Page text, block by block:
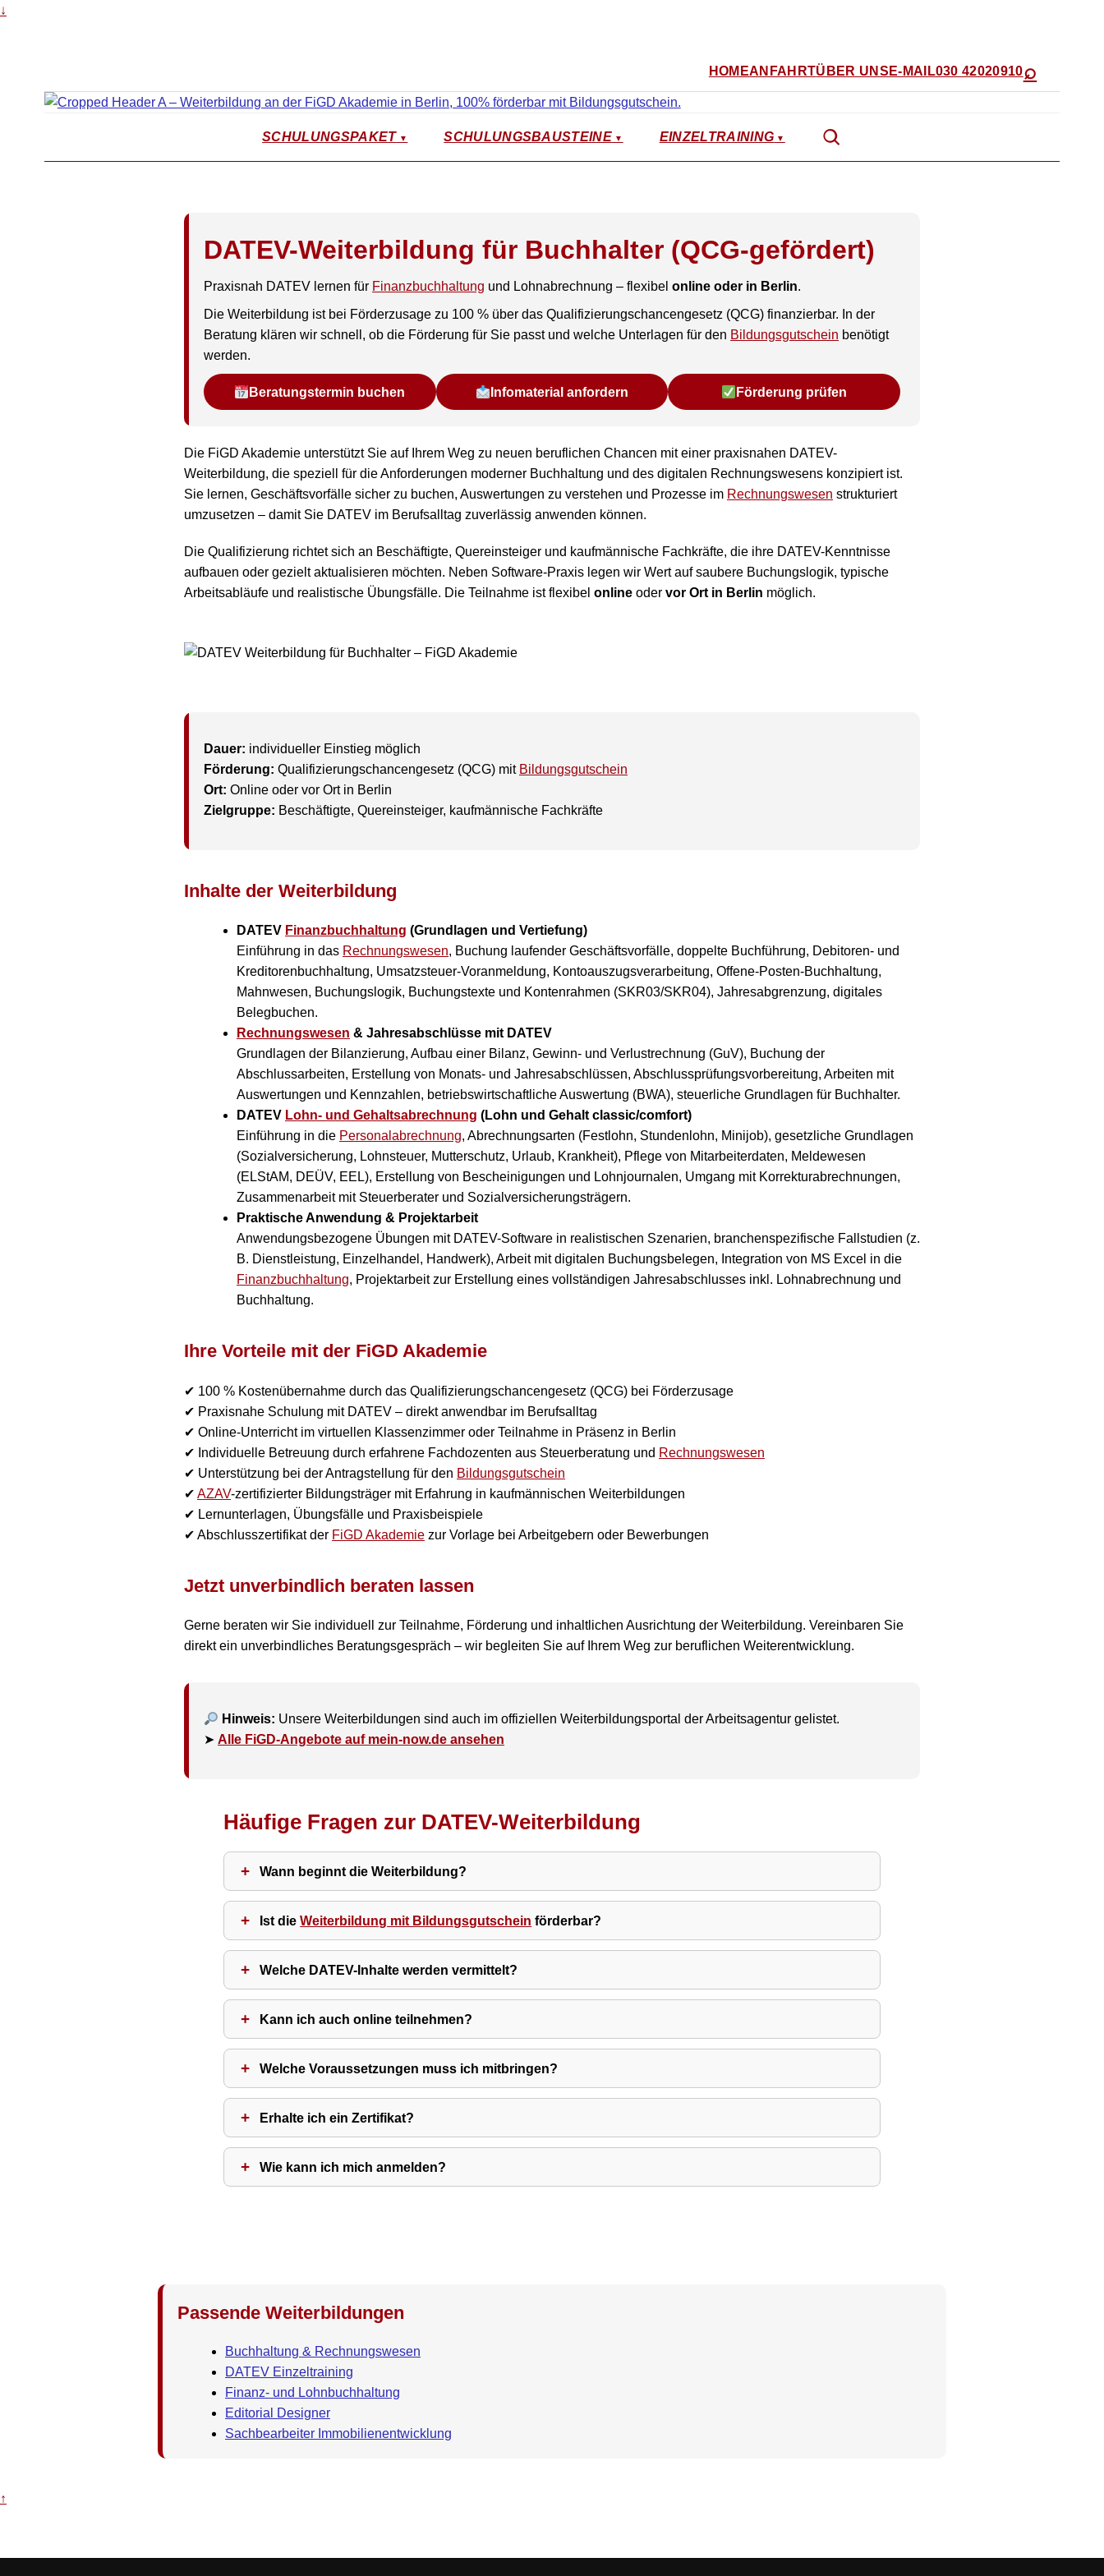
↓
HOMEANFAHRTÜBER UNS E-MAIL030 42020910⌕
SCHULUNGSPAKET SCHULUNGSBAUSTEINE EINZELTRAINING
DATEV-Weiterbildung für Buchhalter (QCG-gefördert)
Praxisnah DATEV lernen für Finanzbuchhaltung und Lohnabrechnung – flexibel online oder in Berlin.
Die Weiterbildung ist bei Förderzusage zu 100 % über das Qualifizierungschancengesetz (QCG) finanzierbar. In der
Beratung klären wir schnell, ob die Förderung für Sie passt und welche Unterlagen für den Bildungsgutschein benötigt
werden.
Beratungstermin buchen Infomaterial anfordern Förderung prüfen
Die FiGD Akademie unterstützt Sie auf Ihrem Weg zu neuen beruflichen Chancen mit einer praxisnahen DATEV-
Weiterbildung, die speziell für die Anforderungen moderner Buchhaltung und des digitalen Rechnungswesens konzipiert ist.
Sie lernen, Geschäftsvorfälle sicher zu buchen, Auswertungen zu verstehen und Prozesse im Rechnungswesen strukturiert
umzusetzen – damit Sie DATEV im Berufsalltag zuverlässig anwenden können.
Die Qualifizierung richtet sich an Beschäftigte, Quereinsteiger und kaufmännische Fachkräfte, die ihre DATEV-Kenntnisse
aufbauen oder gezielt aktualisieren möchten. Neben Software-Praxis legen wir Wert auf saubere Buchungslogik, typische
Arbeitsabläufe und realistische Übungsfälle. Die Teilnahme ist flexibel onlineoder vor Ort in Berlin möglich.
Dauer: individueller Einstieg möglich
Förderung: Qualifizierungschancengesetz (QCG) mit Bildungsgutschein
Ort: Online oder vor Ort in Berlin
Zielgruppe: Beschäftigte, Quereinsteiger, kaufmännische Fachkräfte
Inhalte der Weiterbildung
DATEV Finanzbuchhaltung (Grundlagen und Vertiefung)
Einführung in das Rechnungswesen, Buchung laufender Geschäftsvorfälle, doppelte Buchführung, Debitoren- und
Kreditorenbuchhaltung, Umsatzsteuer-Voranmeldung, Kontoauszugsverarbeitung, Offene-Posten-Buchhaltung,
Mahnwesen, Buchungslogik, Buchungstexte und Kontenrahmen (SKR03/SKR04), Jahresabgrenzung, digitales
Belegbuchen.
Rechnungswesen & Jahresabschlüsse mit DATEV
Grundlagen der Bilanzierung, Aufbau einer Bilanz, Gewinn- und Verlustrechnung (GuV), Buchung der
Abschlussarbeiten, Erstellung von Monats- und Jahresabschlüssen, Abschlussprüfungsvorbereitung, Arbeiten mit
Auswertungen und Kennzahlen, betriebswirtschaftliche Auswertung (BWA), steuerliche Grundlagen für Buchhalter.
DATEV Lohn- und Gehaltsabrechnung (Lohn und Gehalt classic/comfort)
Einführung in die Personalabrechnung, Abrechnungsarten (Festlohn, Stundenlohn, Minijob), gesetzliche Grundlagen
(Sozialversicherung, Lohnsteuer, Mutterschutz, Urlaub, Krankheit), Pflege von Mitarbeiterdaten, Meldewesen
(ELStAM, DEÜV, EEL), Erstellung von Bescheinigungen und Lohnjournalen, Umgang mit Korrekturabrechnungen,
Zusammenarbeit mit Steuerberater und Sozialversicherungsträgern.
Praktische Anwendung & Projektarbeit
Anwendungsbezogene Übungen mit DATEV-Software in realistischen Szenarien, branchenspezifische Fallstudien (z.
B. Dienstleistung, Einzelhandel, Handwerk), Arbeit mit digitalen Buchungsbelegen, Integration von MS Excel in die
Finanzbuchhaltung, Projektarbeit zur Erstellung eines vollständigen Jahresabschlusses inkl. Lohnabrechnung und
Buchhaltung.
Ihre Vorteile mit der FiGD Akademie
✔ 100 % Kostenübernahme durch das Qualifizierungschancengesetz (QCG) bei Förderzusage
✔ Praxisnahe Schulung mit DATEV – direkt anwendbar im Berufsalltag
✔ Online-Unterricht im virtuellen Klassenzimmer oder Teilnahme in Präsenz in Berlin
✔ Individuelle Betreuung durch erfahrene Fachdozenten aus Steuerberatung und Rechnungswesen
✔ Unterstützung bei der Antragstellung für den Bildungsgutschein
✔ AZAV-zertifizierter Bildungsträger mit Erfahrung in kaufmännischen Weiterbildungen
✔ Lernunterlagen, Übungsfälle und Praxisbeispiele
✔ Abschlusszertifikat der FiGD Akademiezur Vorlage bei Arbeitgebern oder Bewerbungen
Jetzt unverbindlich beraten lassen
Gerne beraten wir Sie individuell zur Teilnahme, Förderung und inhaltlichen Ausrichtung der Weiterbildung. Vereinbaren Sie
direkt ein unverbindliches Beratungsgespräch – wir begleiten Sie auf Ihrem Weg zur beruflichen Weiterentwicklung.
Hinweis: Unsere Weiterbildungen sind auch im offiziellen Weiterbildungsportal der Arbeitsagentur gelistet.
➤ Alle FiGD-Angebote auf mein-now.de ansehen
Häufige Fragen zur DATEV-Weiterbildung
Wann beginnt die Weiterbildung?
Ist dieWeiterbildung mit Bildungsgutschein förderbar?
Welche DATEV-Inhalte werden vermittelt?
Kann ich auch online teilnehmen?
Welche Voraussetzungen muss ich mitbringen?
Erhalte ich ein Zertifikat?
Wie kann ich mich anmelden?
Passende Weiterbildungen
Buchhaltung & Rechnungswesen
DATEV Einzeltraining
Finanz- und Lohnbuchhaltung
Editorial Designer
Sachbearbeiter Immobilienentwicklung
↑